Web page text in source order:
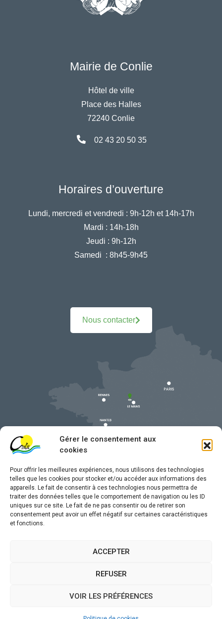
Gérer le consentement aux
cookies
Pour offrir les meilleures expériences, nous utilisons des technologies
telles que les cookies pour stocker et/ou accéder aux informations des
appareils. Le fait de consentir à ces technologies nous permettra de
traiter des données telles que le comportement de navigation ou les ID
uniques sur ce site. Le fait de ne pas consentir ou de retirer son
consentement peut avoir un effet négatif sur certaines caractéristiques
et fonctions.
ACCEPTER
REFUSER
VOIR LES PRÉFÉRENCES
Mairie de Conlie
Hôtel de ville
Place des Halles
72240 Conlie
02 43 20 50 35
Horaires d’ouverture
Lundi, mercredi et vendredi : 9h-12h et 14h-17h
Mardi : 14h-18h
Jeudi : 9h-12h
Samedi : 8h45-9h45
Nous contacter
Mentions légales
Traitement de données personnelles
(sites internet de collectivités &